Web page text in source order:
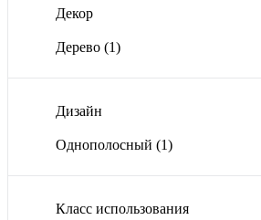
Декор
Дерево (1)
Дизайн
Однополосный (1)
Класс использования